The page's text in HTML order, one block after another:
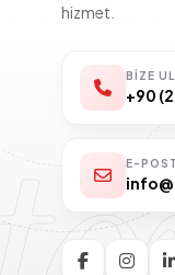
hizmet.
BIZE
+90
E-